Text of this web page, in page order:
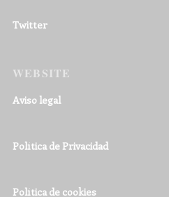
Twitter
WEBSITE
Aviso legal
Política de Privacidad
Política de cookies